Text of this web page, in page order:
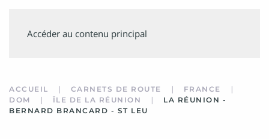
Accéder au contenu principal
MINVIELLE
ACCUEIL CARNETS DE ROUTE
FRANCE
DOM
ÎLE DE LA RÉUNION
LA RÉUNION -
BERNARD BRANCARD - ST LEU